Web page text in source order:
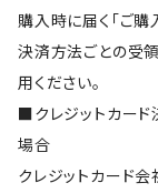
購入時に届く「ご購
決済方法ごとの受
用ください。
■クレジットカード
場合
クレジットカード